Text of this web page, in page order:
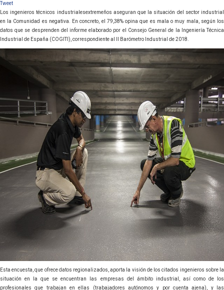
Tweet
Los ingenieros técnicos industrialesextremeños aseguran que la situación del sector industrial
en la Comunidad es negativa. En concreto, el 79,38% opina que es mala o muy mala, según los
datos que se desprenden del informe elaborado por el Consejo General de la Ingeniería Técnica
Industrial de España (COGITI), correspondiente al II Barómetro Industrial de 2018.
Esta encuesta, que ofrece datos regionalizados, aporta la visión de los citados ingenieros sobre la
situación en la que se encuentran las empresas del ámbito industrial, así como de los
profesionales que trabajan en ellas (trabajadores autónomos y por cuenta ajena), y las